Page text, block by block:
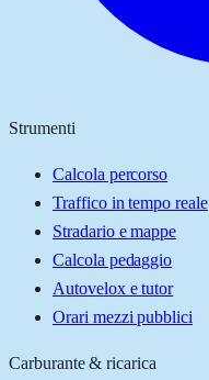
Strumenti
Calcola percorso
Traffico in tempo reale
Stradario e mappe
Calcola pedaggio
Autovelox e tutor
Orari mezzi pubblici
Carburante & ricarica